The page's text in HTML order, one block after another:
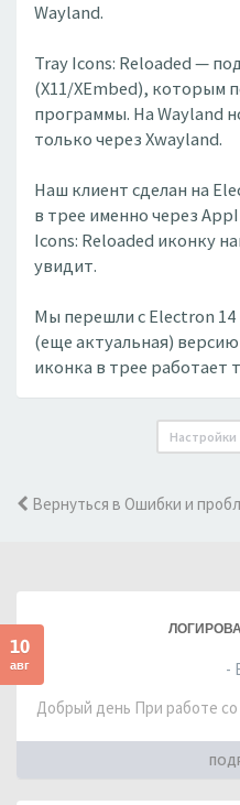
Wayland.
Tray Icons: Reloaded —
(X11/XEmbed), которым
программы. На Wayland
только через Xwayland.
Наш клиент сделан на
в трее именно через
Icons: Reloaded иконку
увидит.
Мы перешли с Electron
(еще актуальная)
иконка в трее работает
Настройки
Вернуться в Ошибки и
10
авг
-
Добрый день При работе